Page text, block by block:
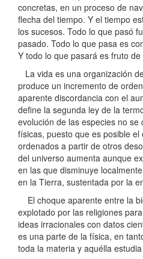
concretas, en un proceso de
flecha del tiempo. Y el tiempo
los sucesos. Todo lo que pasó
pasado. Todo lo que pasa es
Y todo lo que pasará es fruto
La vida es una organización
produce un incremento de
aparente discordancia con el
define la segunda ley de la
evolución de las especies no se
físicas, puesto que es posible
ordenados a partir de otros
del universo aumenta aunque
en las que disminuye
en la Tierra, sustentada por la
El choque aparente entre la
explotado por las religiones
ideas irracionales con datos
es una parte de la física, en
toda la materia y aquélla